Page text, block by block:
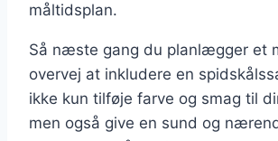
måltidsplan.
Så næste gang du planlægger et
overvej at inkludere en
ikke kun tilføje farve og smag til
men også give en sund og